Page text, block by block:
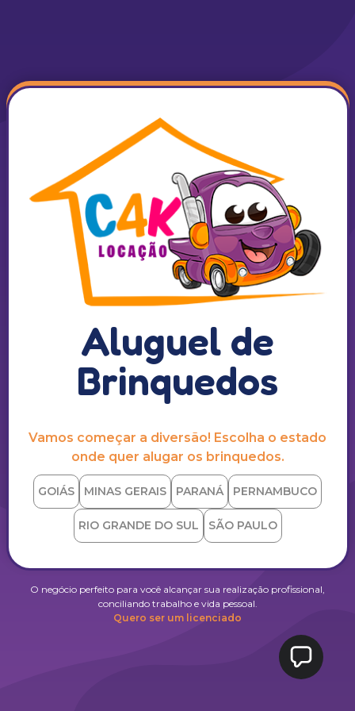
Aluguel de
Brinquedos
Vamos começar a diversão! Escolha o estado
onde quer alugar os brinquedos.
GOIÁS MINAS GERAIS PARANÁ PERNAMBUCO
RIO GRANDE DO SUL SÃO PAULO
O negócio perfeito para você alcançar sua realização profissional,
conciliando trabalho e vida pessoal.
Quero ser um licenciado